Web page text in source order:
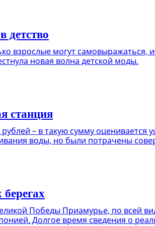
детство
взрослые могут
новая волна детской моды.
станция
– в такую сумму
воды, но были потрачены
Победы Приамурье, по всей
Долгое время сведения о